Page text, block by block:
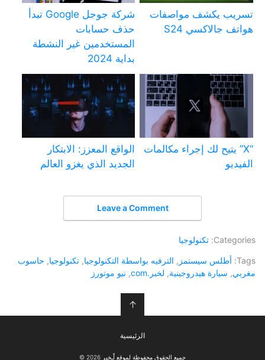
تسريب يكشف مواصفات
هواتف جالاكسي S24
شركة جوجل Google تبدأ
حذف حسابات
المستخدمين غير النشطة
بداية 2024
“X” يتيح لك إجراء مكالمات
الفيديو
الواقع المعزز: الابتكار
الجديد الذي يغزو العالم
Leave a Comment
Categories: تكنولوجيا
Tags: أطلس سيستمز , الترفيه بواسطة التكنولوجيا, تكنولوجيا, حاسوب
مغربي, سيارة هيدروجينية, لخبر.com , نيو موتورز
↑
الرئيسية
جميع الحقوق محفوظة لموقع لّـخبر 2026 ©